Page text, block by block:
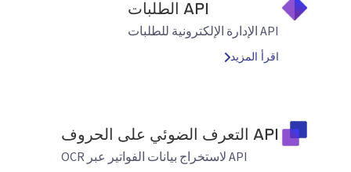
API الطلبات
API الإدارة الإلكترونية للطلبات
اقرأ المزيد
API التعرف الضوئي على الحروف
API لاستخراج بيانات الفواتير عبر OCR